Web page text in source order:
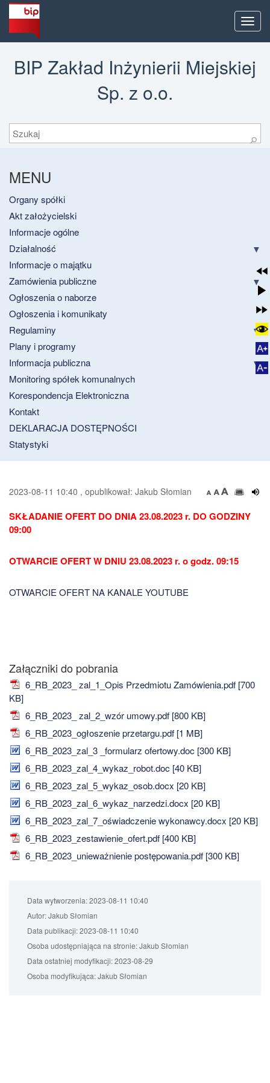
Menu
BIP Zakład Inżynierii Miejskiej
Sp. z o.o.
Szukaj
⚲
MENU
Organy spółki
Akt założycielski
Informacje ogólne
Działalność
Informacje o majątku
Zamówienia publiczne
Ogłoszenia o naborze
Ogłoszenia i komunikaty
Regulaminy
Plany i programy
Informacja publiczna
Monitoring spółek komunalnych
Korespondencja Elektroniczna
Kontakt
DEKLARACJA DOSTĘPNOŚCI
Statystyki
2023-08-11 10:40 , opublikował: Jakub Słomian
SKŁADANIE OFERT DO DNIA 23.08.2023 r. DO GODZINY
09:00
OTWARCIE OFERT W DNIU 23.08.2023 r. o godz. 09:15
OTWARCIE OFERT NA KANALE YOUTUBE
Załączniki do pobrania
6_RB_2023_ zal_1_Opis Przedmiotu Zamówienia.pdf [700
KB]
6_RB_2023_ zal_2_wzór umowy.pdf [800 KB]
6_RB_2023_ogłoszenie przetargu.pdf [1 MB]
6_RB_2023_zal_3 _formularz ofertowy.doc [300 KB]
6_RB_2023_zal_4_wykaz_robot.doc [40 KB]
6_RB_2023_zal_5_wykaz_osob.docx [20 KB]
6_RB_2023_zal_6_wykaz_narzedzi.docx [20 KB]
6_RB_2023_zal_7_oświadczenie wykonawcy.docx [20 KB]
6_RB_2023_zestawienie_ofert.pdf [400 KB]
6_RB_2023_unieważnienie postępowania.pdf [300 KB]
Data wytworzenia:2023-08-11 10:40
Autor:Jakub Słomian
Data publikacji:2023-08-11 10:40
Osoba udostępniająca na stronie:Jakub Słomian
Data ostatniej modyfikacji:2023-08-29
Osoba modyfikująca:Jakub Słomian